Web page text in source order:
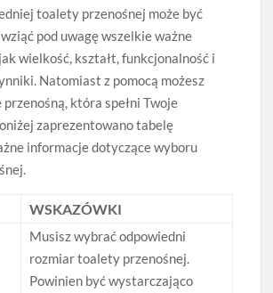
toalety przenośnej może być
pod uwagę wszelkie ważne
wielkość, kształt, funkcjonalność i
Natomiast z pomocą możesz
która spełni Twoje
zaprezentowano tabelę
informacje dotyczące wyboru
WSKAZÓWKI
Musisz wybrać odpowiedni
rozmiar toalety przenośnej.
Powinien być wystarczająco